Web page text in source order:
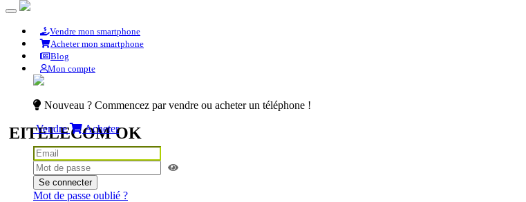
Vendre mon smartphone
Acheter mon smartphone
Blog
Mon compte
Nouveau ? Commencez par vendre ou acheter un téléphone !
Vendre
Acheter
Se connecter
Mot de passe oublié ?
EITELECOM OK